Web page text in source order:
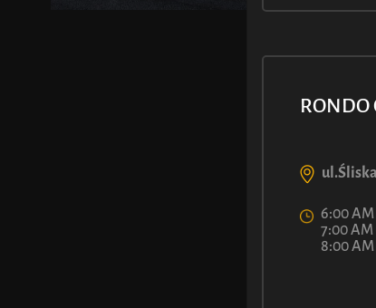
RONDO
6:00
7:00
8:00